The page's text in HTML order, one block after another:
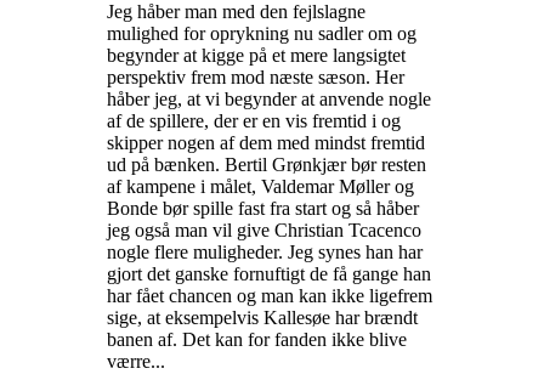
Jeg håber man med den fejlslagne
mulighed for oprykning nu sadler om og
begynder at kigge på et mere langsigtet
perspektiv frem mod næste sæson. Her
håber jeg, at vi begynder at anvende nogle
af de spillere, der er en vis fremtid i og
skipper nogen af dem med mindst fremtid
ud på bænken. Bertil Grønkjær bør resten
af kampene i målet, Valdemar Møller og
Bonde bør spille fast fra start og så håber
jeg også man vil give Christian Tcacenco
nogle flere muligheder. Jeg synes han har
gjort det ganske fornuftigt de få gange han
har fået chancen og man kan ikke ligefrem
sige, at eksempelvis Kallesøe har brændt
banen af. Det kan for fanden ikke blive
værre...